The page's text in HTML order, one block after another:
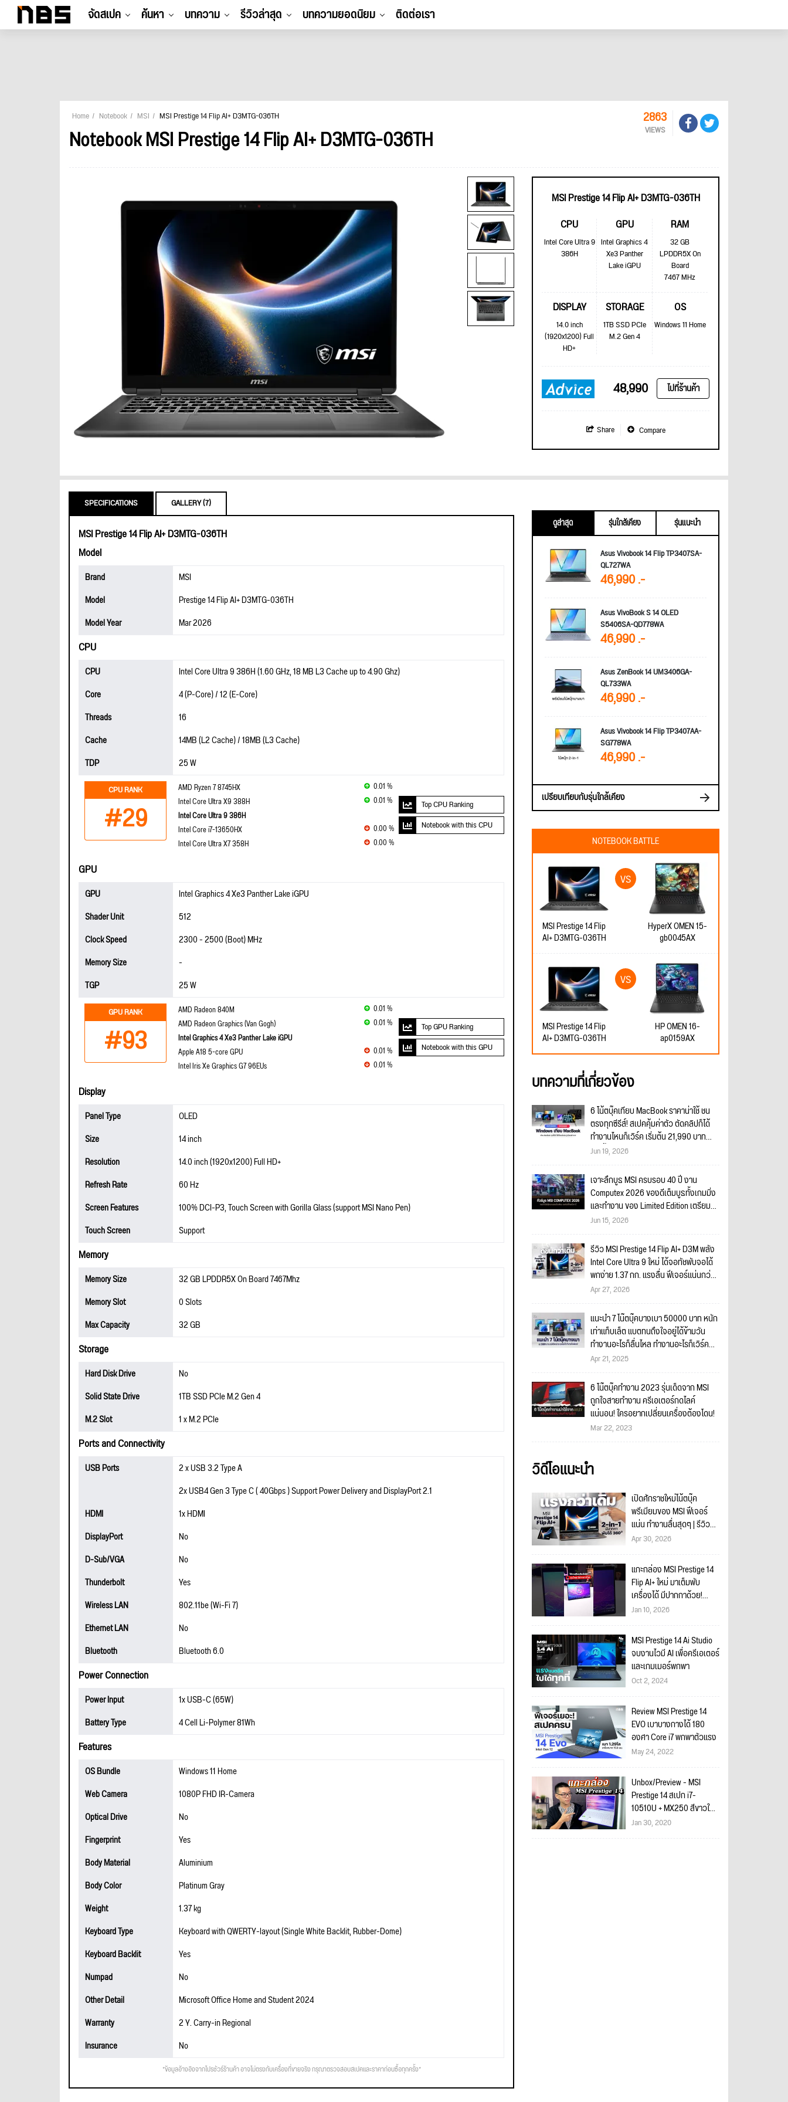
จัดสเปค ค้นหา บทความ รีวิวล่าสุด บทความยอดนิยม ติดต่อเรา
Home Notebook MSI MSI Prestige 14 Flip AI+ D3MTG-036TH
Notebook MSI Prestige 14 Flip AI+ D3MTG-036TH
2863
VIEWS
MSI Prestige 14 Flip AI+ D3MTG-036TH
CPU
Intel Core Ultra 9
386H
GPU
Intel Graphics 4
Xe3 Panther
Lake iGPU
RAM
32 GB
LPDDR5X On
Board
7467 MHz
DISPLAY
14.0 inch
(1920x1200) Full
HD+
STORAGE
1TB SSD PCIe
M.2 Gen 4
OS
Windows 11 Home
48,990 ไปที่ร้านค้า
Share Compare
SPECIFICATIONS GALLERY (7)
MSI Prestige 14 Flip AI+ D3MTG-036TH
Model
Brand
MSI
Model
Prestige 14 Flip AI+ D3MTG-036TH
Model Year
Mar 2026
CPU
CPU
Intel Core Ultra 9 386H (1.60 GHz, 18 MB L3 Cache up to 4.90 Ghz)
Core
4 (P-Core) / 12 (E-Core)
Threads
16
Cache
14MB (L2 Cache) / 18MB (L3 Cache)
TDP
25 W
CPU RANK
#29
AMD Ryzen 7 8745HX
0.01 %
Intel Core Ultra X9 388H
0.01 %
Intel Core Ultra 9 386H
Intel Core i7-13650HX
0.00 %
Intel Core Ultra X7 358H
0.00 %
Top CPU Ranking
Notebook with this CPU
GPU
GPU
Intel Graphics 4 Xe3 Panther Lake iGPU
Shader Unit
512
Clock Speed
2300 - 2500 (Boot) MHz
Memory Size
-
TGP
25 W
GPU RANK
#93
AMD Radeon 840M
0.01 %
AMD Radeon Graphics (Van Gogh)
0.01 %
Intel Graphics 4 Xe3 Panther Lake iGPU
Apple A18 5-core GPU
0.01 %
Intel Iris Xe Graphics G7 96EUs
0.01 %
Top GPU Ranking
Notebook with this GPU
Display
Panel Type
OLED
Size
14 inch
Resolution
14.0 inch (1920x1200) Full HD+
Refresh Rate
60 Hz
Screen Features
100% DCI-P3, Touch Screen with Gorilla Glass (support MSI Nano Pen)
Touch Screen
Support
Memory
Memory Size
32 GB LPDDR5X On Board 7467Mhz
Memory Slot
0 Slots
Max Capacity
32 GB
Storage
Hard Disk Drive
No
Solid State Drive
1TB SSD PCIe M.2 Gen 4
M.2 Slot
1 x M.2 PCIe
Ports and Connectivity
USB Ports
2 x USB 3.2 Type A
2x USB4 Gen 3 Type C ( 40Gbps ) Support Power Delivery and DisplayPort 2.1
HDMI
1x HDMI
DisplayPort
No
D-Sub/VGA
No
Thunderbolt
Yes
Wireless LAN
802.11be (Wi-Fi 7)
Ethernet LAN
No
Bluetooth
Bluetooth 6.0
Power Connection
Power Input
1x USB-C (65W)
Battery Type
4 Cell Li-Polymer 81Wh
Features
OS Bundle
Windows 11 Home
Web Camera
1080P FHD IR-Camera
Optical Drive
No
Fingerprint
Yes
Body Material
Aluminium
Body Color
Platinum Gray
Weight
1.37 kg
Keyboard Type
Keyboard with QWERTY-layout (Single White Backlit, Rubber-Dome)
Keyboard Backlit
Yes
Numpad
No
Other Detail
Microsoft Office Home and Student 2024
Warranty
2 Y. Carry-in Regional
Insurance
No
*ข้อมูลอ้างอิงจากโปรชัวร์ร้านค้า อาจไม่ตรงกับเครื่องที่ขายจริง กรุณาตรวจสอบสเปคและราคาก่อนซื้อทุกครั้ง*
ดูล่าสุด รุ่นใกล้เคียง
รุ่นแนะนำ
Asus Vivobook 14 Flip TP3407SA-
QL727WA
46,990 .-
Asus VivoBook S 14 OLED
S5406SA-QD778WA
46,990 .-
Asus ZenBook 14 UM3406GA-
QL733WA
46,990 .-
Asus Vivobook 14 Flip TP3407AA-
SG778WA
46,990 .-
เปรียบเทียบกับรุ่นใกล้เคียง
NOTEBOOK BATTLE
MSI Prestige 14 Flip
AI+ D3MTG-036TH
HyperX OMEN 15-
gb0045AX
MSI Prestige 14 Flip
AI+ D3MTG-036TH
HP OMEN 16-
ap0159AX
บทความที่เกี่ยวข้อง
6 โน้ตบุ๊คเทียบ MacBook ราคาน่าใช้ ชน
ตรงทุกซีรีส์! สเปคคุ้มค่าตัว ตัดคลิปก็ได้
ทำงานไหนก็เวิร์ค เริ่มต้น 21,990 บาท
เท่านั้น!
Jun 19, 2026
เจาะลึกบูธ MSI ครบรอบ 40 ปี งาน
Computex 2026 ของดีเต็มบูธทั้งเกมมิ่ง
และทำงาน ของ Limited Edition เตรียม
เข้าไทยเพียบ! ใครอยากได้ของดีเตรียมตัว
Jun 15, 2026
รีวิว MSI Prestige 14 Flip AI+ D3M พลัง
Intel Core Ultra 9 ใหม่ ได้จอทัชพับจอได้
พกง่าย 1.37 กก. แรงลื่น ฟีเจอร์แน่นกว่า
เดิม!!
Apr 27, 2026
แนะนำ 7 โน๊ตบุ๊คบางเบา 50000 บาท หนัก
เท่าแท็บเล็ต แบตทนถึงใจอยู่ได้ข้ามวัน
ทำงานอะไรก็ลื่นไหล ทำงานอะไรก็เวิร์ค
แน่นอน!
Apr 21, 2025
6 โน๊ตบุ๊คทำงาน 2023 รุ่นเด็ดจาก MSI
ถูกใจสายทำงาน ครีเอเตอร์กดไลค์
แน่นอน! ใครอยากเปลี่ยนเครื่องต้องโดน!
Mar 22, 2023
วิดีโอแนะนำ
เปิดศักราชใหม่โน้ตบุ๊ค
พรีเมียมของ MSI ฟีเจอร์
แน่น ทำงานลื่นสุดๆ | รีวิว
MSI Prestige 14 Flip AI+
Apr 30, 2026
แกะกล่อง MSI Prestige 14
Flip AI+ ใหม่ มาเต็มพับ
เครื่องได้ มีปากกาด้วย!
#MSI #โน้ตบุ๊ค #แกะกล่อง
Jan 10, 2026
MSI Prestige 14 Ai Studio
จบงานไวมี AI เพื่อครีเอเตอร์
และเกมเมอร์พกพา
Oct 2, 2024
Review MSI Prestige 14
EVO เบาบางกางได้ 180
องศา Core i7 พกพาตัวแรง
May 24, 2022
Unbox/Preview - MSI
Prestige 14 สเปก i7-
10510U + MX250 สีขาวใหม่
สด เบา 1.29 โล ราคา
Jan 30, 2020